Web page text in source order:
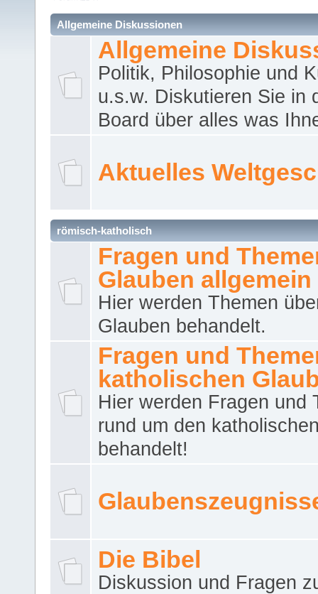
Allgemeine Diskussionen
Allgemeine
Politik, Philosophie und
u.s.w. Diskutieren Sie in
Board über alles was
Aktuelles
römisch-katholisch
Fragen und
Glauben allgemein
Hier werden Themen
Glauben behandelt.
Fragen und
katholischen
Hier werden Fragen und
rund um den
behandelt!
Die Bibel
Diskussion und Fragen